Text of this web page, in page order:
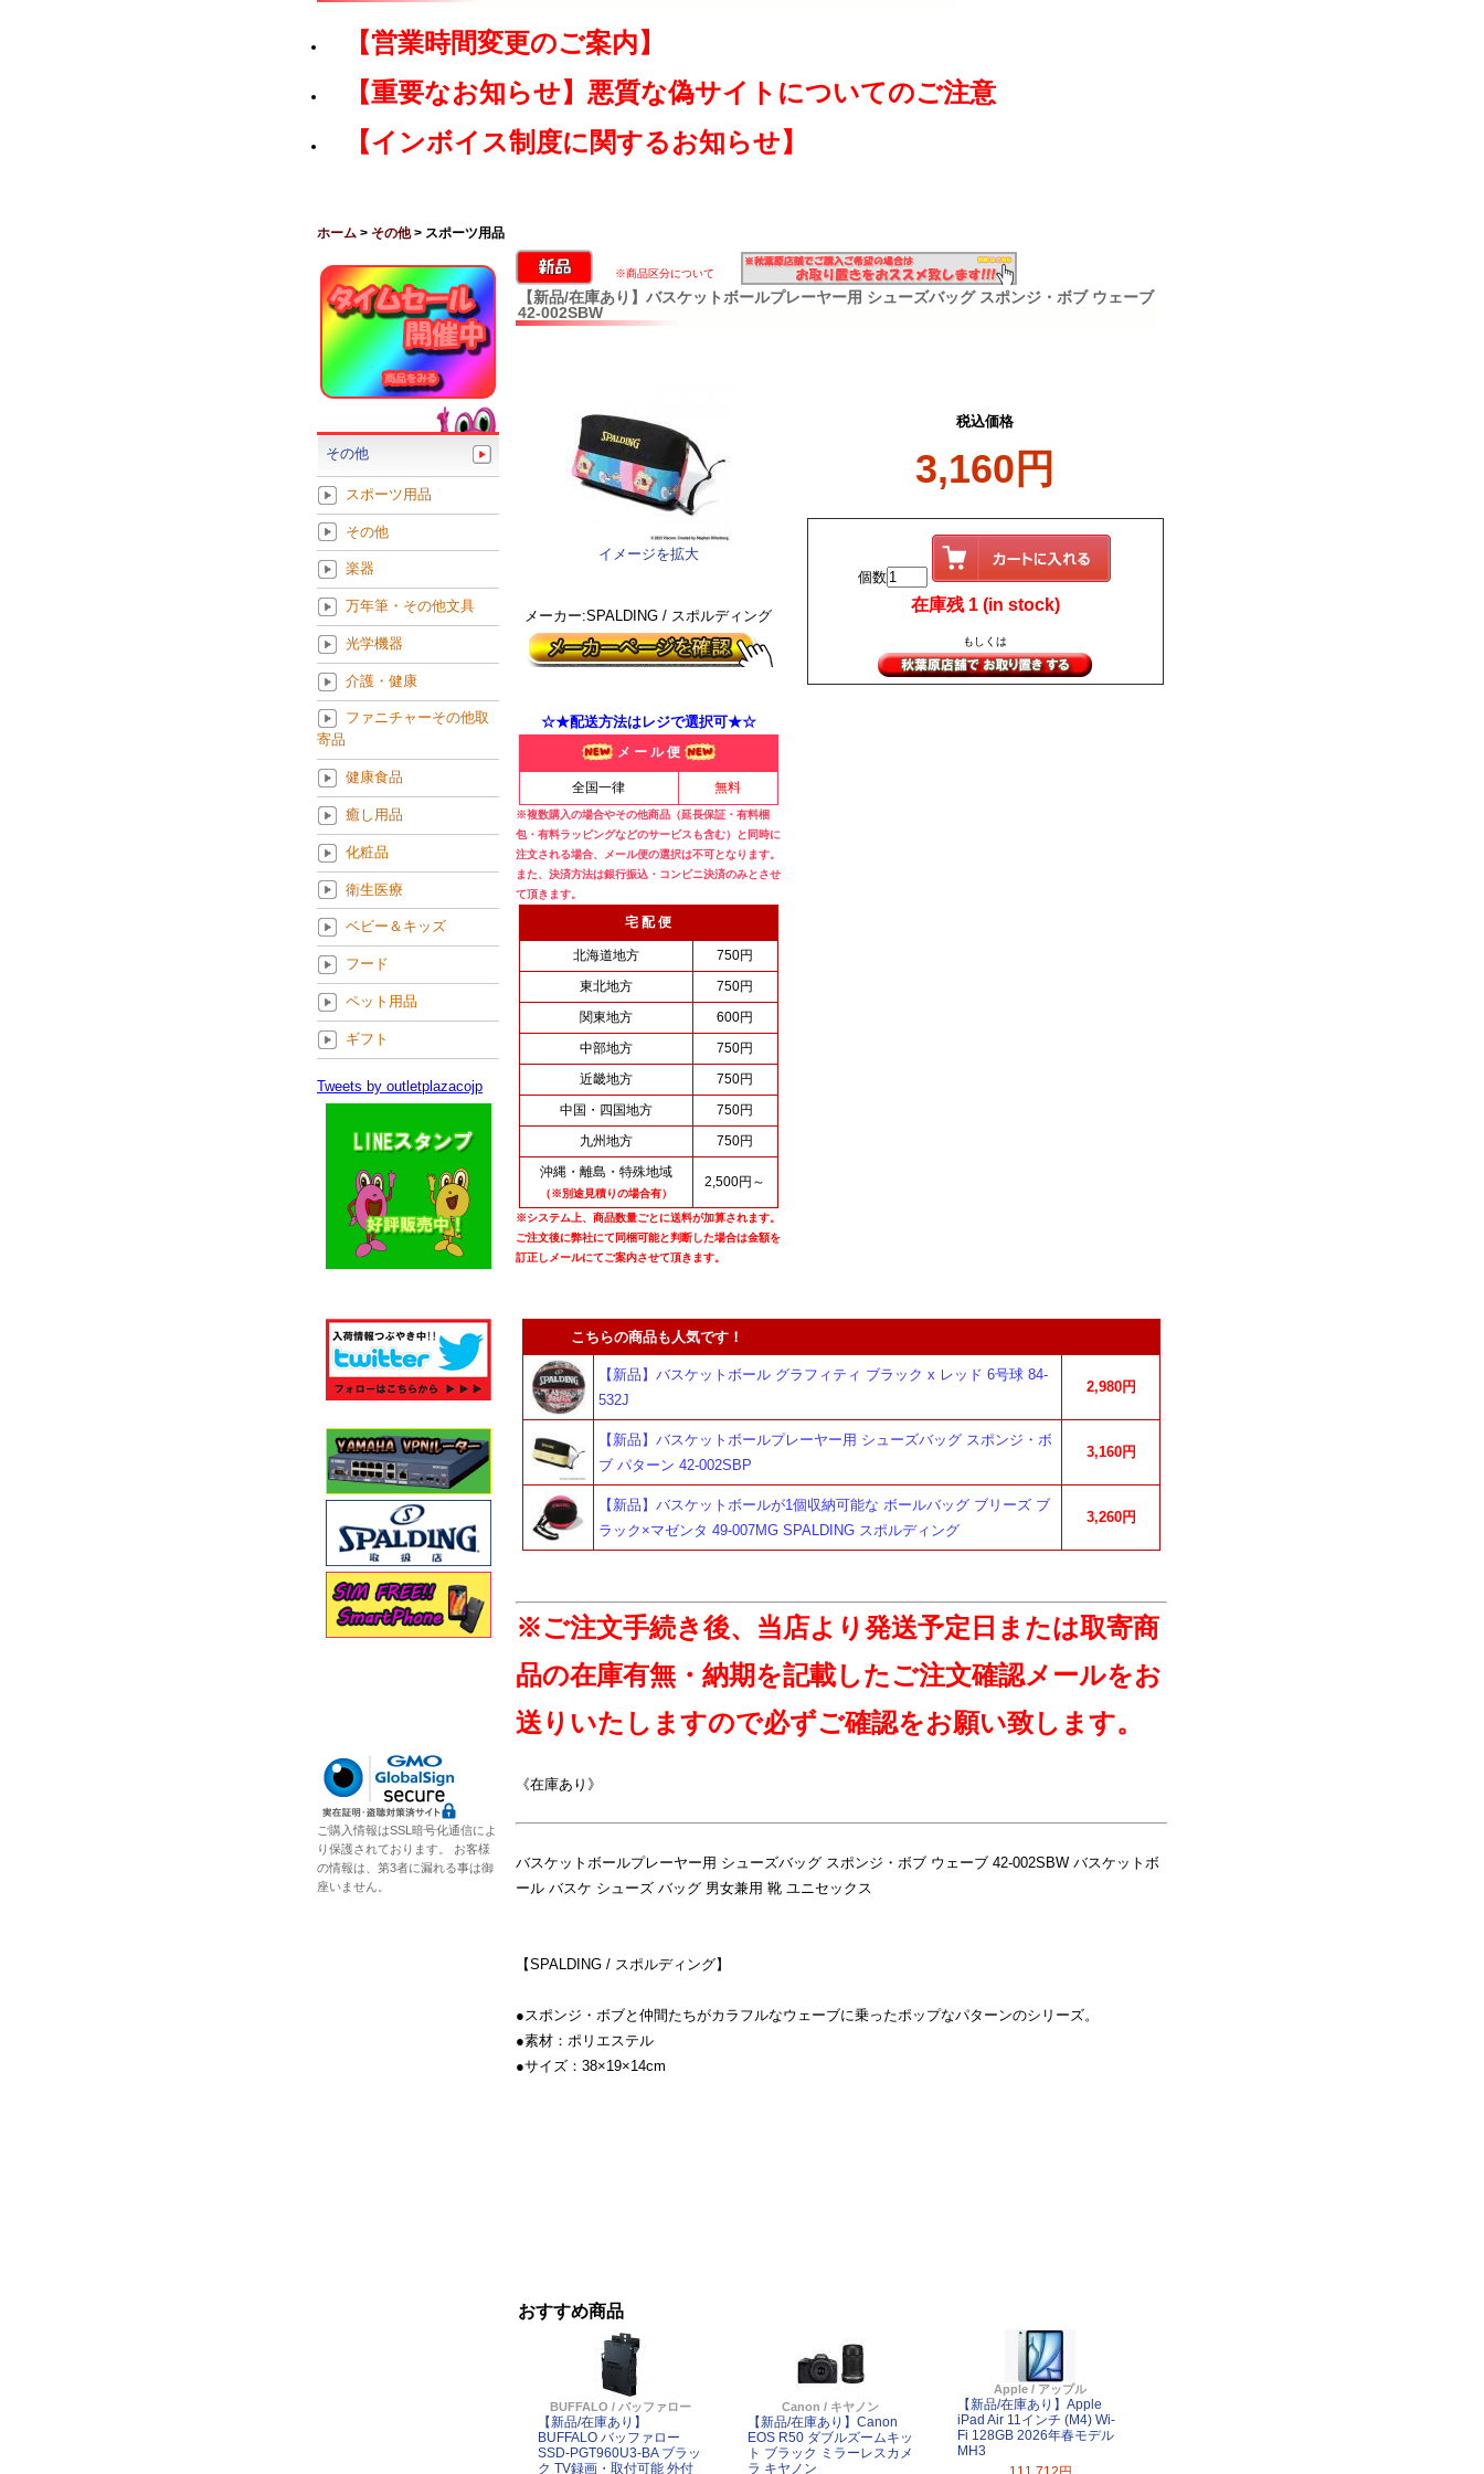
【営業時間変更のご案内】
【重要なお知らせ】悪質な偽サイトについてのご注意
【インボイス制度に関するお知らせ】
ホーム > その他> スポーツ用品
※商品区分について
【新品/在庫あり】バスケットボールプレーヤー用 シューズバッグ スポンジ・ボブ ウェーブ
42-002SBW
イメージを拡大
メーカー:SPALDING / スポルディング
☆★配送方法はレジで選択可★☆
メ ー ル 便
全国一律 無料
※複数購入の場合やその他商品（延長保証・有料梱
包・有料ラッピングなどのサービスも含む）と同時に
注文される場合、メール便の選択は不可となります。
また、決済方法は銀行振込・コンビニ決済のみとさせ
て頂きます。
宅 配 便
北海道地方
750円
東北地方
750円
関東地方
600円
中部地方
750円
近畿地方
750円
中国・四国地方
750円
九州地方
750円
沖縄・離島・特殊地域
（※別途見積りの場合有）
2,500円～
※システム上、商品数量ごとに送料が加算されます。
ご注文後に弊社にて同梱可能と判断した場合は金額を
訂正しメールにてご案内させて頂きます。
税込価格
3,160円
個数
在庫残 1 (in stock)
もしくは
こちらの商品も人気です！
【新品】バスケットボール グラフィティ ブラック x レッド 6号球 84-
532J
2,980円
【新品】バスケットボールプレーヤー用 シューズバッグ スポンジ・ボ
ブ パターン 42-002SBP
3,160円
【新品】バスケットボールが1個収納可能な ボールバッグ ブリーズ ブ
ラック×マゼンタ 49-007MG SPALDING スポルディング
3,260円
※ご注文手続き後、当店より発送予定日または取寄商
品の在庫有無・納期を記載したご注文確認メールをお
送りいたしますので必ずご確認をお願い致します。
《在庫あり》
バスケットボールプレーヤー用 シューズバッグ スポンジ・ボブ ウェーブ 42-002SBW バスケットボ
ール バスケ シューズ バッグ 男女兼用 靴 ユニセックス
【SPALDING / スポルディング】
●スポンジ・ボブと仲間たちがカラフルなウェーブに乗ったポップなパターンのシリーズ。
●素材：ポリエステル
●サイズ：38×19×14cm
おすすめ商品
BUFFALO / バッファロー
【新品/在庫あり】
BUFFALO バッファロー
SSD-PGT960U3-BA ブラッ
ク TV録画・取付可能 外付
Canon / キヤノン
【新品/在庫あり】Canon
EOS R50 ダブルズームキッ
ト ブラック ミラーレスカメ
ラ キヤノン
Apple / アップル
【新品/在庫あり】Apple
iPad Air 11インチ (M4) Wi-
Fi 128GB 2026年春モデル
MH3
その他
スポーツ用品
その他
楽器
万年筆・その他文具
光学機器
介護・健康
ファニチャーその他取
寄品
健康食品
癒し用品
化粧品
衛生医療
ベビー＆キッズ
フード
ペット用品
ギフト
Tweets by outletplazacojp
ご購入情報はSSL暗号化通信によ
り保護されております。 お客様
の情報は、第3者に漏れる事は御
座いません。